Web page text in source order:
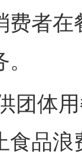
费者
体用
食品